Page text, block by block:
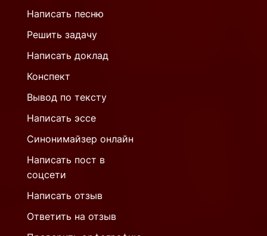
Написать песню
Решить задачу
Написать доклад
Конспект
Вывод по тексту
Написать эссе
Синонимайзер онлайн
Написать пост в
соцсети
Написать отзыв
Ответить на отзыв